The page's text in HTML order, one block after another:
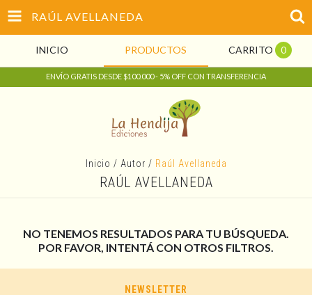
RAÚL AVELLANEDA
INICIO PRODUCTOS CARRITO 0
ENVÍO GRATIS DESDE $100.000 - 5% OFF CON TRANSFERENCIA
Inicio / Autor / Raúl Avellaneda
RAÚL AVELLANEDA
NO TENEMOS RESULTADOS PARA TU BÚSQUEDA.
POR FAVOR, INTENTÁ CON OTROS FILTROS.
NEWSLETTER